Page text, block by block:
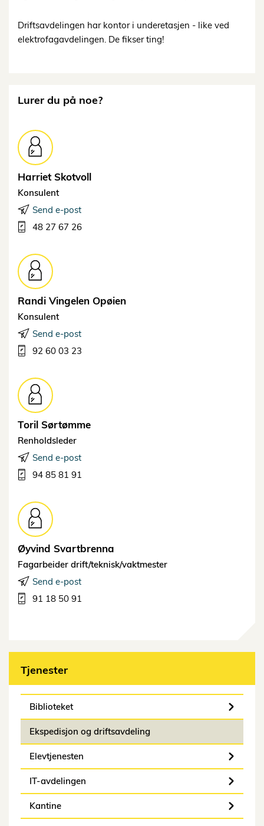
Driftsavdelingen har kontor i underetasjen - like ved
elektrofagavdelingen. De fikser ting!
Lurer du på noe?
HarrietSkotvoll
Konsulent
Send e-post
48 27 67 26
Randi Vingelen Opøien
Konsulent
Send e-post
92 60 03 23
Toril Sørtømme
Renholdsleder
Send e-post
94 85 81 91
Øyvind Svartbrenna
Fagarbeider drift/teknisk/vaktmester
Send e-post
91 18 50 91
Tjenester
Biblioteket
Ekspedisjon og driftsavdeling
Elevtjenesten
IT-avdelingen
Kantine